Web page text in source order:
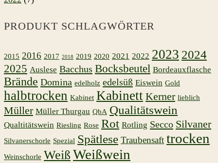
PRODUKT SCHLAGWÖRTER
2015 2016 2017 2018 2019 2020 2021 2022 2023 2024
2025 Auslese Bacchus Bocksbeutel Bordeauxflasche
Brände Domina edelholz edelsüß Eiswein Gold
halbtrocken Kabinet Kabinett Kerner lieblich
Müller Müller Thurgau QbA Qualitätswein
Qualtitätswein Riesling Rose Rot Rotling Secco Silvaner
Silvanerschorle Spezial Spätlese Traubensaft trocken
Weinschorle Weiß Weißwein